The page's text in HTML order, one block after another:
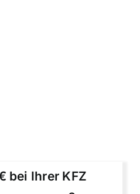
bei Ihrer KFZ